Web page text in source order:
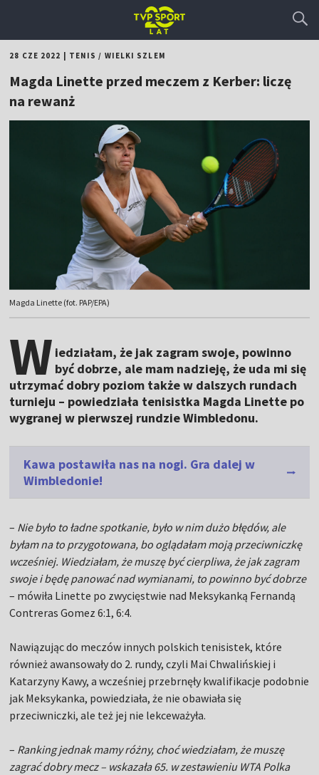
28 CZE 2022 TENIS / WIELKI SZLEM
Magda Linette przed meczem z Kerber: liczę
na rewanż
Magda Linette (fot. PAP/EPA)
W iedziałam, że jak zagram swoje, powinno
być dobrze, ale mam nadzieję, że uda mi się
utrzymać dobry poziom także w dalszych rundach
turnieju – powiedziała tenisistka Magda Linette po
wygranej w pierwszej rundzie Wimbledonu.
Kawa postawiła nas na nogi. Gra dalej w
Wimbledonie!
– Nie było to ładne spotkanie, było w nim dużo błędów, ale
byłam na to przygotowana, bo oglądałam moją przeciwniczkę
wcześniej. Wiedziałam, że muszę być cierpliwa, że jak zagram
swoje i będę panować nad wymianami, to powinno być dobrze
– mówiła Linette po zwycięstwie nad Meksykanką Fernandą
Contreras Gomez 6:1, 6:4.
Nawiązując do meczów innych polskich tenisistek, które
również awansowały do 2. rundy, czyli Mai Chwalińskiej i
Katarzyny Kawy, a wcześniej przebrnęły kwalifikacje podobnie
jak Meksykanka, powiedziała, że nie obawiała się
przeciwniczki, ale też jej nie lekceważyła.
– Ranking jednak mamy różny, choć wiedziałam, że muszę
zagrać dobry mecz – wskazała 65. w zestawieniu WTA Polka